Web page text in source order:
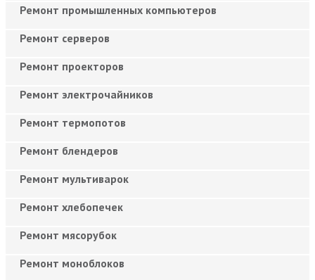
Ремонт промышленных компьютеров
Ремонт серверов
Ремонт проекторов
Ремонт электрочайников
Ремонт термопотов
Ремонт блендеров
Ремонт мультиварок
Ремонт хлебопечек
Ремонт мясорубок
Ремонт моноблоков